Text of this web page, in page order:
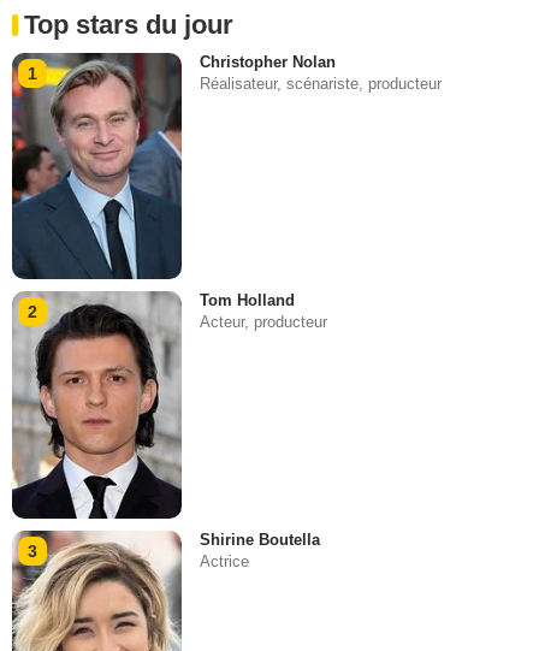
Top stars du jour
1
Christopher Nolan
Réalisateur, scénariste, producteur
2
Tom Holland
Acteur, producteur
3
Shirine Boutella
Actrice